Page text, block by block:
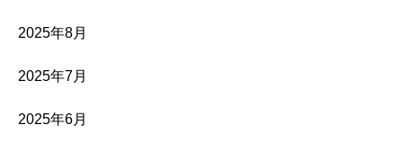
2025年8月
2025年7月
2025年6月